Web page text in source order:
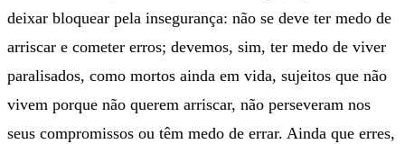
deixar bloquear pela insegurança: não se deve ter medo de
arriscar e cometer erros; devemos, sim, ter medo de viver
paralisados, como mortos ainda em vida, sujeitos que não
vivem porque não querem arriscar, não perseveram nos
seus compromissos ou têm medo de errar. Ainda que erres,